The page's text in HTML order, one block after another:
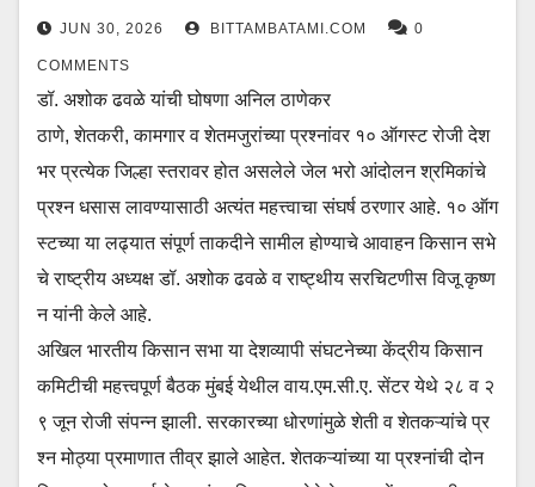
JUN 30, 2026 BITTAMBATAMI.COM 0
COMMENTS
डॉ. अशोक ढवळे यांची घोषणा अनिल ठाणेकर
ठाणे, शेतकरी, कामगार व शेतमजुरांच्या प्रश्नांवर १० ऑगस्ट रोजी देश
भर प्रत्येक जिल्हा स्तरावर होत असलेले जेल भरो आंदोलन श्रमिकांचे
प्रश्न धसास लावण्यासाठी अत्यंत महत्त्वाचा संघर्ष ठरणार आहे. १० ऑग
स्टच्या या लढ्यात संपूर्ण ताकदीने सामील होण्याचे आवाहन किसान सभे
चे राष्ट्रीय अध्यक्ष डॉ. अशोक ढवळे व राष्ट्थीय सरचिटणीस विजू कृष्ण
न यांनी केले आहे.
अखिल भारतीय किसान सभा या देशव्यापी संघटनेच्या केंद्रीय किसान
कमिटीची महत्त्वपूर्ण बैठक मुंबई येथील वाय.एम.सी.ए. सेंटर येथे २८ व २
९ जून रोजी संपन्न झाली. सरकारच्या धोरणांमुळे शेती व शेतकऱ्यांचे प्र
श्न मोठ्या प्रमाणात तीव्र झाले आहेत. शेतकऱ्यांच्या या प्रश्नांची दोन